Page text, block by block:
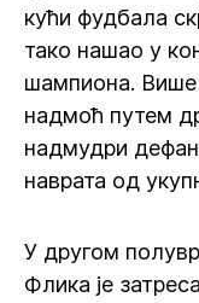
кући фудбала
тако нашао у
шампиона. Више
надмоћ путем
надмудри
наврата од
У другом
Флика је